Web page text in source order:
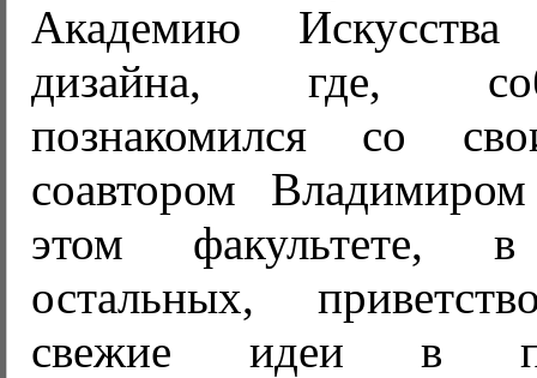
Академию
дизайна, где,
познакомился со
соавтором
этом факультете,
остальных,
свежие идеи в